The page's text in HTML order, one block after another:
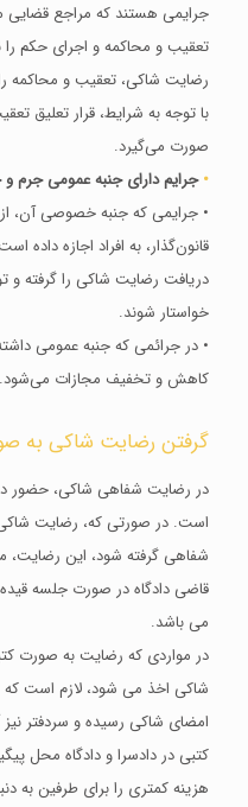
جرایمی هستند که مراجع قضایی
تعقیب و محاکمه و اجرای حکم را
رضایت شاکی، تعقیب و محاکمه
با توجه به شرایط، قرار تعلیق
صورت می‌گیرد.
•جرایم دارای جنبه عمومی جرم
• جرایمی که جنبه خصوصی آن،
قانون‌گذار، به افراد اجازه
دریافت رضایت شاکی را گرفته و
خواستار شوند.
• در جرائمی که جنبه عمومی
کاهش و تخفیف مجازات می‌‌شود.
گرفتن رضایت شاکی به
در رضایت شفاهی شاکی، حضور
است. در صورتی که، رضایت
شفاهی گرفته شود، این رضایت،
قاضی دادگاه در صورت جلسه
می باشد.
در مواردی که رضایت به صورت
شاکی اخذ می شود، لازم است که
امضای شاکی رسیده و سردفتر نیز
کتبی در دادسرا و دادگاه محل
هزینه کمتری را برای طرفین به